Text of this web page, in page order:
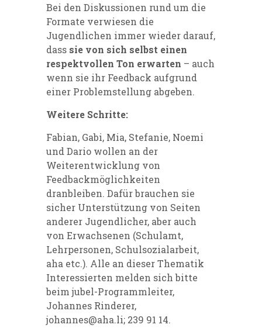
Bei den Diskussionen rund um die
Formate verwiesen die
Jugendlichen immer wieder darauf,
dass sie von sich selbst einen
respektvollen Ton erwarten – auch
wenn sie ihr Feedback aufgrund
einer Problemstellung abgeben.
Weitere Schritte:
Fabian, Gabi, Mia, Stefanie, Noemi
und Dario wollen an der
Weiterentwicklung von
Feedbackmöglichkeiten
dranbleiben. Dafür brauchen sie
sicher Unterstützung von Seiten
anderer Jugendlicher, aber auch
von Erwachsenen (Schulamt,
Lehrpersonen, Schulsozialarbeit,
aha etc.). Alle an dieser Thematik
Interessierten melden sich bitte
beim jubel-Programmleiter,
Johannes Rinderer,
johannes@aha.li; 239 91 14.